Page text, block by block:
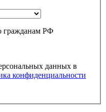
гражданам РФ
данных в
конфиденциальности